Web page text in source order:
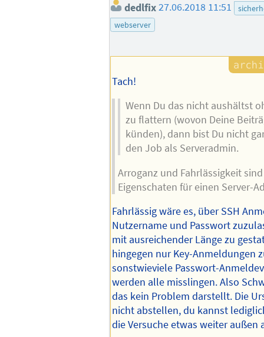
dedlfix 27.06.2018 11:51
webserver
Tach!
Wenn Du das nicht aushältst
zu flattern (wovon Deine
künden), dann bist Du nicht
den Job als Serveradmin.
Arroganz und Fahrlässigkeit
Eigenschaten für einen Server-
Fahrlässig wäre es, über SSH
Nutzername und Passwort
mit ausreichender Länge zu
hingegen nur Key-Anmeldungen
sonstwieviele Passwort-
werden alle misslingen. Also
das kein Problem darstellt. Die
nicht abstellen, du kannst
die Versuche etwas weiter außen